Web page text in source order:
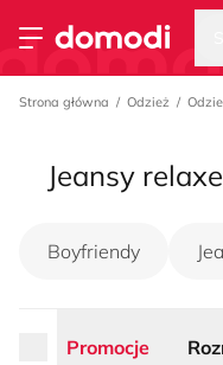
Przełącz menu
Strona główna
Strona główna Odzież
Boyfriendy
Promocje